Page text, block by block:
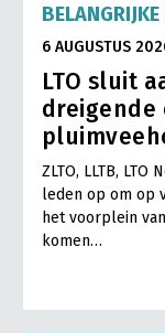
6 AUGUSTUS
LTO sluit
ZLTO, LLTB,
leden op om op
het voorplein
komen…